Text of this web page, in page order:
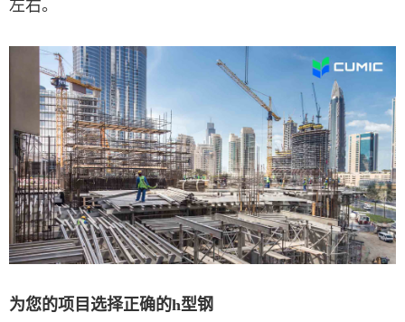
左右。
为您的项目选择正确的h型钢